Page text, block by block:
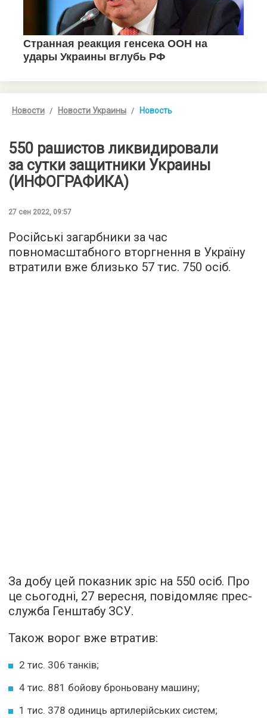
Новости Новости Украины Новость
550 рашистов ликвидировали
за сутки защитники Украины
(ИНФОГРАФИКА)
27 сен 2022, 09:57
Російські загарбники за час
повномасштабного вторгнення в Україну
втратили вже близько 57 тис. 750 осіб.
За добу цей показник зріс на 550 осіб. Про
це сьогодні, 27 вересня, повідомляє прес-
служба Генштабу ЗСУ.
Також ворог вже втратив:
2 тис. 306 танків;
4 тис. 881 бойову броньовану машину;
1 тис. 378 одиниць артилерійських систем;